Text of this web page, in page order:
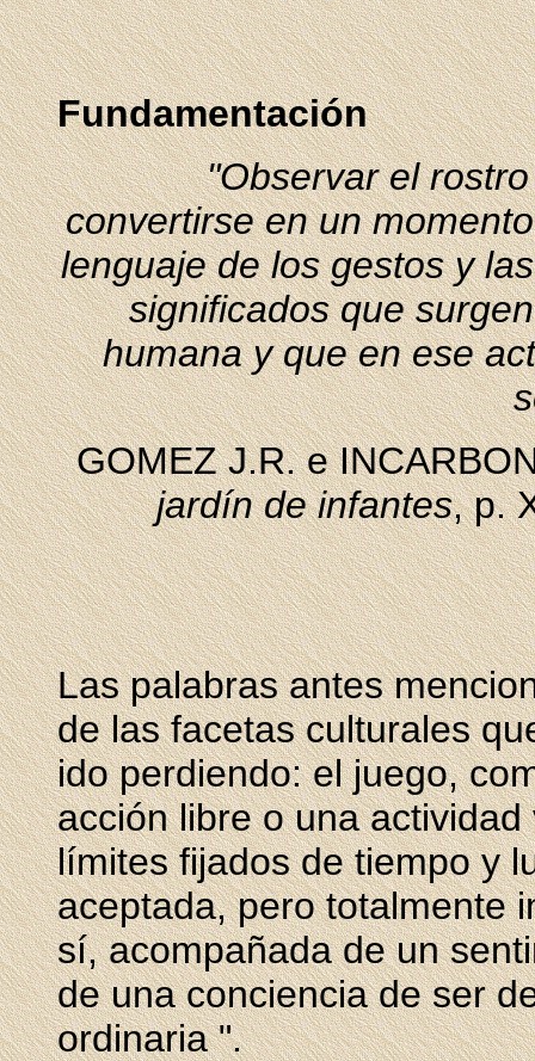
Fundamentación
"Observar el
convertirse en un
lenguaje de los gestos y
significados que
humana y que en ese
GOMEZ J.R. e
jardín de infantes, p.
Las palabras antes
de las facetas culturales
ido perdiendo: el juego,
acción libre o una
límites fijados de tiempo y
aceptada, pero totalmente
sí, acompañada de un
de una conciencia de ser
ordinaria ".